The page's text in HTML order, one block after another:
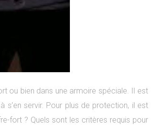
ou bien dans une armoire spéciale. Il est
servir. Pour plus de protection, il est
fort ? Quels sont les critères requis pour